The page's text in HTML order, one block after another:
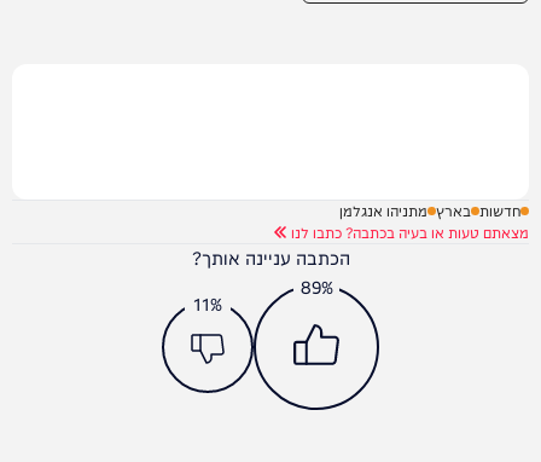
חדשות בארץ מתניהו אנגלמן
מצאתם טעות או בעיה בכתבה? כתבו לנו
הכתבה עניינה אותך?
89%
11%